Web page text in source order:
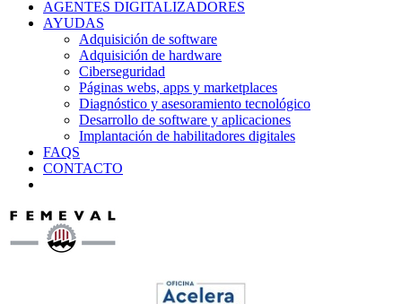
AGENTES DIGITALIZADORES
AYUDAS
Adquisición de software
Adquisición de hardware
Ciberseguridad
Páginas webs, apps y marketplaces
Diagnóstico y asesoramiento tecnológico
Desarrollo de software y aplicaciones
Implantación de habilitadores digitales
FAQS
CONTACTO